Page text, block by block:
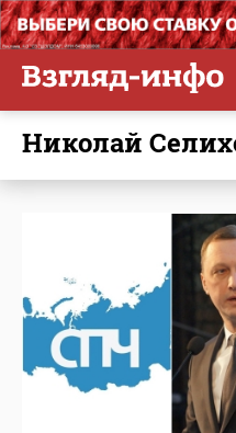
Николай